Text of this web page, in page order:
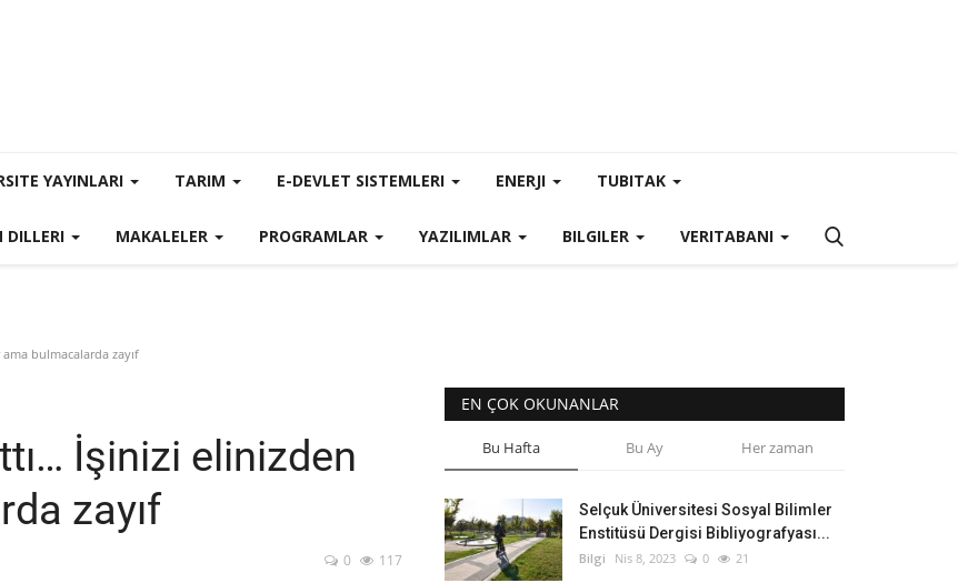
YAYINLARI TARIM E-DEVLET SISTEMLERI ENERJI TUBITAK
DILLERI MAKALELER PROGRAMLAR YAZILIMLAR BILGILER VERITABANI
bulmacalarda zayıf
İşinizi elinizden
zayıf
0 117
EN ÇOK OKUNANLAR
Bu Hafta Bu Ay Her zaman
Selçuk Üniversitesi Sosyal Bilimler
Enstitüsü Dergisi Bibliyografyası...
Bilgi Nis 8, 2023 0 21